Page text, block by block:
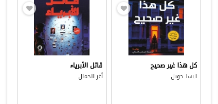
كل هذا غير صحيح
ليسا جويل
قاتل الأبرياء
أغر الجمال